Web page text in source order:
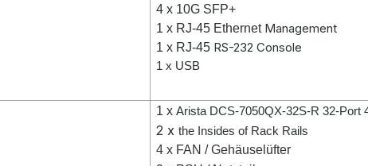
4 x 10G SFP+
1 x RJ-45 Ethernet Management
1 x RJ-45 RS-232 Console
1 x USB
1 x Arista DCS-7050QX-32S-R 32-Port
2 x the Insides of Rack Rails
4 x FAN / Gehäuselüfter